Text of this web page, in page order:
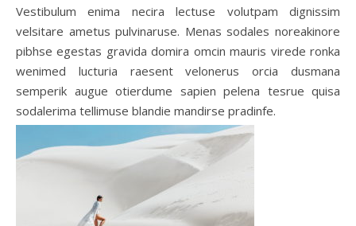
Vestibulum enima necira lectuse volutpam dignissim
velsitare ametus pulvinaruse. Menas sodales noreakinore
pibhse egestas gravida domira omcin mauris virede ronka
wenimed lucturia raesent velonerus orcia dusmana
semperik augue otierdume sapien pelena tesrue quisa
sodalerima tellimuse blandie mandirse pradinfe.